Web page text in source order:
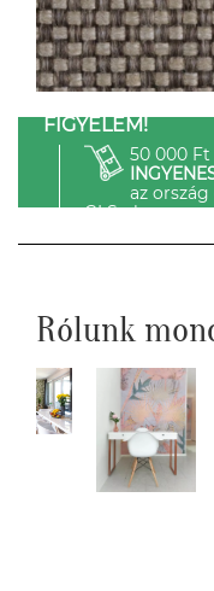
FIGYELEM!
50 000
az
GLS-el.
Rólunk